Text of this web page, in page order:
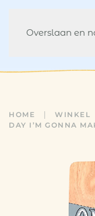
Overslaan en
HOME WINKEL
DAY I’M GONNA